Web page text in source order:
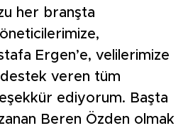
her branşta
Ergen’e, velilerimize
destek veren tüm
ediyorum. Başta
Beren Özden olmak